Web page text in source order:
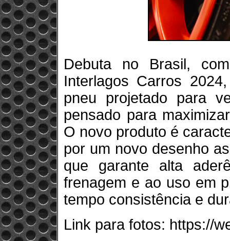
Debuta no Brasil,
Interlagos Carros
pneu projetado para
pensado para
O novo produto é
por um novo desenho
que garante alta
frenagem e ao uso em
tempo consistência e
Link para fotos: https://